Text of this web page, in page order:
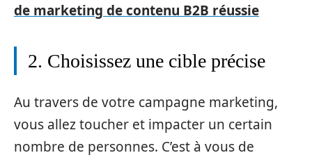
de marketing de contenu B2B réussie
2. Choisissez une cible précise
Au travers de votre campagne marketing,
vous allez toucher et impacter un certain
nombre de personnes. C’est à vous de